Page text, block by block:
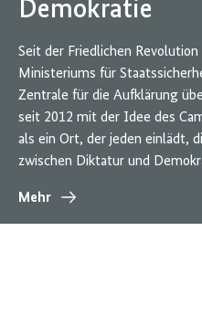
Demokratie
Seit der Friedlichen
Ministeriums für
Zentrale für die Aufklärung
seit 2012 mit der Idee des
als ein Ort, der jeden einlädt,
zwischen Diktatur und
Mehr